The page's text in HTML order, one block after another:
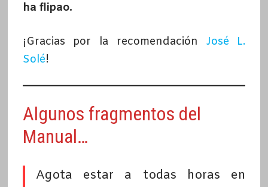
ha flipao.
¡Gracias por la recomendación José L.
Solé!
Algunos fragmentos del
Manual…
Agota estar a todas horas en